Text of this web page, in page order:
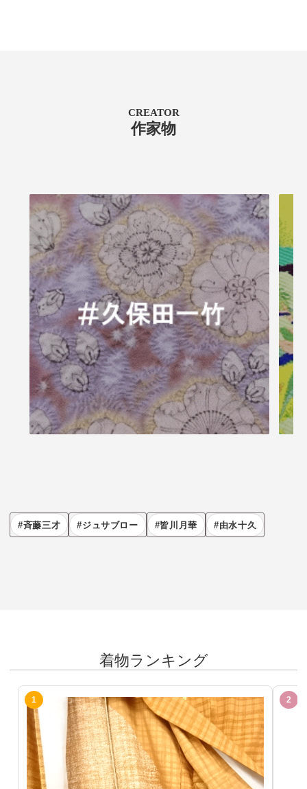
CREATOR
作家物
斉藤三才 ジュサブロー 皆川月華 由水十久
着物ランキング